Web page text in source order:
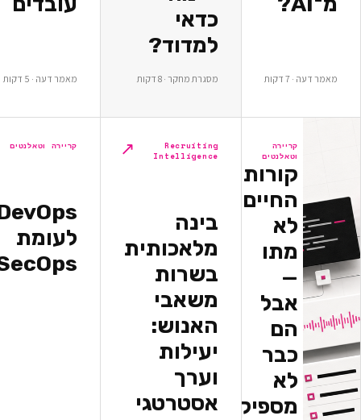
כדאי
למדוד?
מסגרת מחקר · 8 דקות מאמר דעה · 5 דקות
Recruiting
Intelligence
בינה
מלאכותית
בשרות
משאבי
האנוש:
יעילות
וערך
אסטרטגי
↗ קריירה וטאלנטים
DevOps
לעומת
DevSecOps
↗